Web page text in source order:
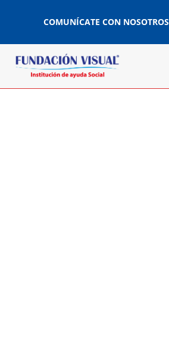
COMUNÍCATE CON NOSOTROS